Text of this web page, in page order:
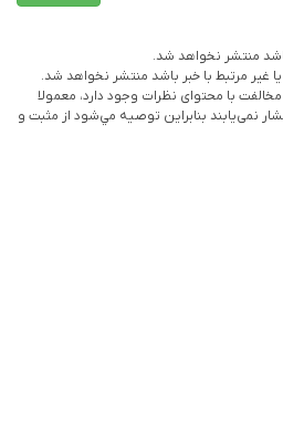
منتشر نخواهد شد.
غیر مرتبط با خبر باشد منتشر نخواهد شد.
با محتوای نظرات وجود دارد، معمولا
نمی‌یابند بنابراین توصيه مي‌شود از مثبت و